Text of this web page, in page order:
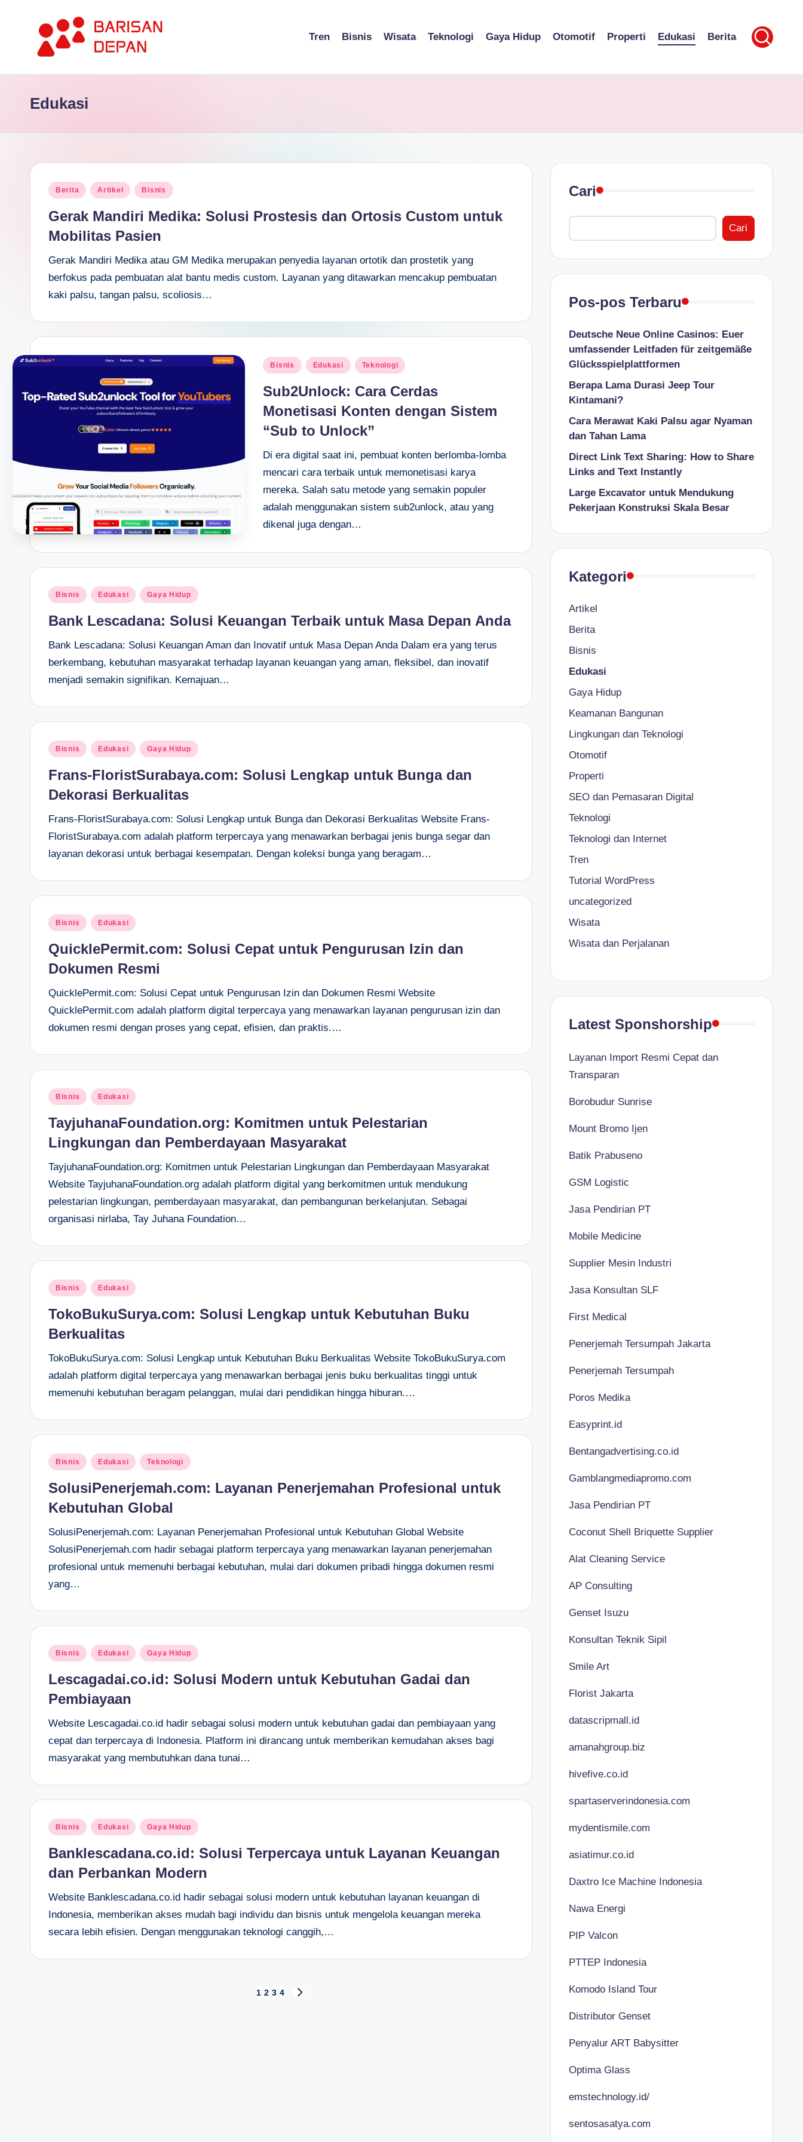
P
o
l
B
n
e
p
Terupdate
Tren Bisnis Wisata Teknologi Gaya Hidup Otomotif Properti Edukasi Berita
Edukasi
Posted
Berita Artikel Bisnis
Gerak Mandiri Medika: Solusi Prostesis dan Ortosis Custom untuk
Mobilitas Pasien
Gerak Mandiri Medika atau GM Medika merupakan penyedia layanan ortotik dan prostetik yang
berfokus pada pembuatan alat bantu medis custom. Layanan yang ditawarkan mencakup pembuatan
kaki palsu, tangan palsu, scoliosis…
Posted
Bisnis Edukasi Teknologi
Sub2Unlock: Cara Cerdas
Monetisasi Konten dengan Sistem
“Sub to Unlock”
Di era digital saat ini, pembuat konten berlomba-lomba
mencari cara terbaik untuk memonetisasi karya
mereka. Salah satu metode yang semakin populer
adalah menggunakan sistem sub2unlock, atau yang
dikenal juga dengan…
Posted
Bisnis Edukasi Gaya Hidup
Bank Lescadana: Solusi Keuangan Terbaik untuk Masa Depan Anda
Bank Lescadana: Solusi Keuangan Aman dan Inovatif untuk Masa Depan Anda Dalam era yang terus
berkembang, kebutuhan masyarakat terhadap layanan keuangan yang aman, fleksibel, dan inovatif
menjadi semakin signifikan. Kemajuan…
Posted
Bisnis Edukasi Gaya Hidup
Frans-FloristSurabaya.com: Solusi Lengkap untuk Bunga dan
Dekorasi Berkualitas
Frans-FloristSurabaya.com: Solusi Lengkap untuk Bunga dan Dekorasi Berkualitas Website Frans-
FloristSurabaya.com adalah platform terpercaya yang menawarkan berbagai jenis bunga segar dan
layanan dekorasi untuk berbagai kesempatan. Dengan koleksi bunga yang beragam…
Posted
Bisnis Edukasi
QuicklePermit.com: Solusi Cepat untuk Pengurusan Izin dan
Dokumen Resmi
QuicklePermit.com: Solusi Cepat untuk Pengurusan Izin dan Dokumen Resmi Website
QuicklePermit.com adalah platform digital terpercaya yang menawarkan layanan pengurusan izin dan
dokumen resmi dengan proses yang cepat, efisien, dan praktis.…
Posted
Bisnis Edukasi
TayjuhanaFoundation.org: Komitmen untuk Pelestarian
Lingkungan dan Pemberdayaan Masyarakat
TayjuhanaFoundation.org: Komitmen untuk Pelestarian Lingkungan dan Pemberdayaan Masyarakat
Website TayjuhanaFoundation.org adalah platform digital yang berkomitmen untuk mendukung
pelestarian lingkungan, pemberdayaan masyarakat, dan pembangunan berkelanjutan. Sebagai
organisasi nirlaba, Tay Juhana Foundation…
Posted
Bisnis Edukasi
TokoBukuSurya.com: Solusi Lengkap untuk Kebutuhan Buku
Berkualitas
TokoBukuSurya.com: Solusi Lengkap untuk Kebutuhan Buku Berkualitas Website TokoBukuSurya.com
adalah platform digital terpercaya yang menawarkan berbagai jenis buku berkualitas tinggi untuk
memenuhi kebutuhan beragam pelanggan, mulai dari pendidikan hingga hiburan.…
Posted
Bisnis Edukasi Teknologi
SolusiPenerjemah.com: Layanan Penerjemahan Profesional untuk
Kebutuhan Global
SolusiPenerjemah.com: Layanan Penerjemahan Profesional untuk Kebutuhan Global Website
SolusiPenerjemah.com hadir sebagai platform terpercaya yang menawarkan layanan penerjemahan
profesional untuk memenuhi berbagai kebutuhan, mulai dari dokumen pribadi hingga dokumen resmi
yang…
Posted
Bisnis Edukasi Gaya Hidup
Lescagadai.co.id: Solusi Modern untuk Kebutuhan Gadai dan
Pembiayaan
Website Lescagadai.co.id hadir sebagai solusi modern untuk kebutuhan gadai dan pembiayaan yang
cepat dan terpercaya di Indonesia. Platform ini dirancang untuk memberikan kemudahan akses bagi
masyarakat yang membutuhkan dana tunai…
Posted
Bisnis Edukasi Gaya Hidup
Banklescadana.co.id: Solusi Terpercaya untuk Layanan Keuangan
dan Perbankan Modern
Website Banklescadana.co.id hadir sebagai solusi modern untuk kebutuhan layanan keuangan di
Indonesia, memberikan akses mudah bagi individu dan bisnis untuk mengelola keuangan mereka
secara lebih efisien. Dengan menggunakan teknologi canggih,…
1 2 3 4
Cari
Cari
Pos-pos Terbaru
Deutsche Neue Online Casinos: Euer
umfassender Leitfaden für zeitgemäße
Glücksspielplattformen
Berapa Lama Durasi Jeep Tour
Kintamani?
Cara Merawat Kaki Palsu agar Nyaman
dan Tahan Lama
Direct Link Text Sharing: How to Share
Links and Text Instantly
Large Excavator untuk Mendukung
Pekerjaan Konstruksi Skala Besar
Kategori
Artikel
Berita
Bisnis
Edukasi
Gaya Hidup
Keamanan Bangunan
Lingkungan dan Teknologi
Otomotif
Properti
SEO dan Pemasaran Digital
Teknologi
Teknologi dan Internet
Tren
Tutorial WordPress
uncategorized
Wisata
Wisata dan Perjalanan
Latest Sponshorship
Layanan Import Resmi Cepat dan
Transparan
Borobudur Sunrise
Mount Bromo Ijen
Batik Prabuseno
GSM Logistic
Jasa Pendirian PT
Mobile Medicine
Supplier Mesin Industri
Jasa Konsultan SLF
First Medical
Penerjemah Tersumpah Jakarta
Penerjemah Tersumpah
Poros Medika
Easyprint.id
Bentangadvertising.co.id
Gamblangmediapromo.com
Jasa Pendirian PT
Coconut Shell Briquette Supplier
Alat Cleaning Service
AP Consulting
Genset Isuzu
Konsultan Teknik Sipil
Smile Art
Florist Jakarta
datascripmall.id
amanahgroup.biz
hivefive.co.id
spartaserverindonesia.com
mydentismile.com
asiatimur.co.id
Daxtro Ice Machine Indonesia
Nawa Energi
PIP Valcon
PTTEP Indonesia
Komodo Island Tour
Distributor Genset
Penyalur ART Babysitter
Optima Glass
emstechnology.id/
sentosasatya.com